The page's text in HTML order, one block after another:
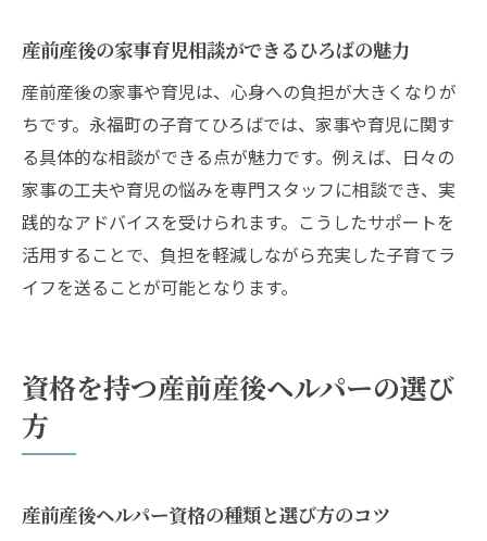
産前産後の家事育児相談ができるひろばの魅力
産前産後の家事や育児は、心身への負担が大きくなりが
ちです。永福町の子育てひろばでは、家事や育児に関す
る具体的な相談ができる点が魅力です。例えば、日々の
家事の工夫や育児の悩みを専門スタッフに相談でき、実
践的なアドバイスを受けられます。こうしたサポートを
活用することで、負担を軽減しながら充実した子育てラ
イフを送ることが可能となります。
資格を持つ産前産後ヘルパーの選び
方
産前産後ヘルパー資格の種類と選び方のコツ